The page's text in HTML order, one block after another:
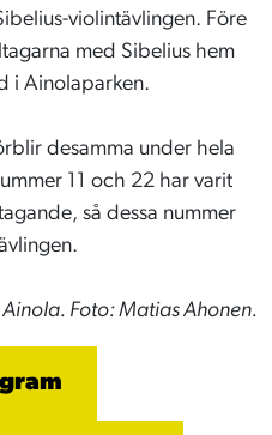
violintävlingen. Före
med Sibelius hem
i Ainolaparken.
desamma under hela
11 och 22 har varit
så dessa nummer
Foto: Matias Ahonen.